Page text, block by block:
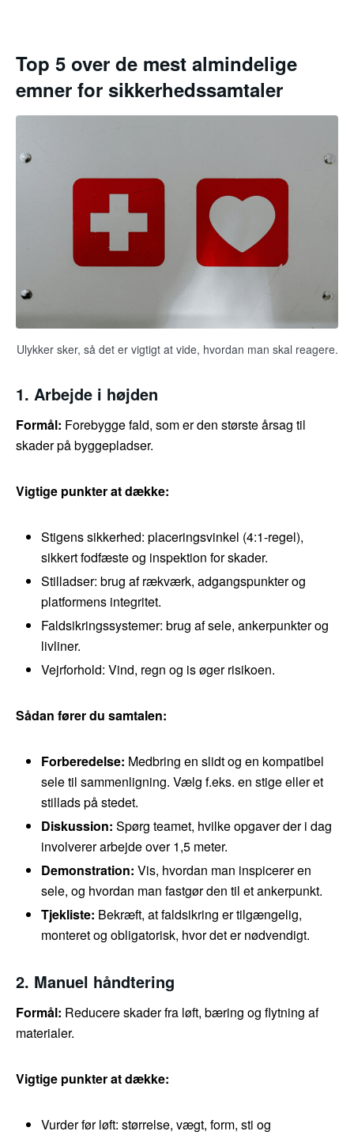
Top 5 over de mest almindelige
emner for sikkerhedssamtaler
Ulykker sker, så det er vigtigt at vide, hvordan man skal reagere.
1. Arbejde i højden
Formål: Forebygge fald, som er den største årsag til
skader på byggepladser.
Vigtige punkter at dække:
Stigens sikkerhed: placeringsvinkel (4:1-regel),
sikkert fodfæste og inspektion for skader.
Stilladser: brug af rækværk, adgangspunkter og
platformens integritet.
Faldsikringssystemer: brug af sele, ankerpunkter og
livliner.
Vejrforhold: Vind, regn og is øger risikoen.
Sådan fører du samtalen:
Forberedelse: Medbring en slidt og en kompatibel
sele til sammenligning. Vælg f.eks. en stige eller et
stillads på stedet.
Diskussion: Spørg teamet, hvilke opgaver der i dag
involverer arbejde over 1,5 meter.
Demonstration: Vis, hvordan man inspicerer en
sele, og hvordan man fastgør den til et ankerpunkt.
Tjekliste: Bekræft, at faldsikring er tilgængelig,
monteret og obligatorisk, hvor det er nødvendigt.
2. Manuel håndtering
Formål: Reducere skader fra løft, bæring og flytning af
materialer.
Vigtige punkter at dække:
Vurder før løft: størrelse, vægt, form, sti og